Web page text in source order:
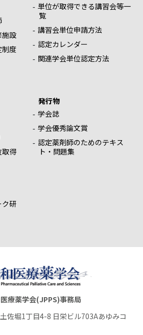
施設
制度
単位が取得できる講習会等一
覧
講習会単位申請方法
認定カレンダー
関連学会単位認定方法
取得
ク研
発行物
学会誌
学会優秀論文賞
認定薬剤師のためのテキス
ト・問題集
療薬学会(JPPS)事務局
佐堀1丁目4-8 日栄ビル703Aあゆみコ